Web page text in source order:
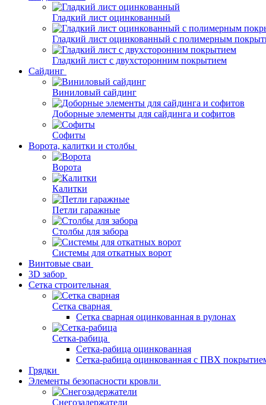
Гладкий лист оцинкованный
Гладкий лист оцинкованный с полимерным
Гладкий лист с двухсторонним покрытием
Сайдинг
Виниловый сайдинг
Доборные элементы для сайдинга и софитов
Софиты
Ворота, калитки и столбы
Ворота
Калитки
Петли гаражные
Столбы для забора
Системы для откатных ворот
Винтовые сваи
3D забор
Сетка строительная
Сетка сварная
Сетка сварная оцинкованная в рулонах
Сетка-рабица
Сетка-рабица оцинкованная
Сетка-рабица оцинкованная с ПВХ
Грядки
Элементы безопасности кровли
Снегозадержатели